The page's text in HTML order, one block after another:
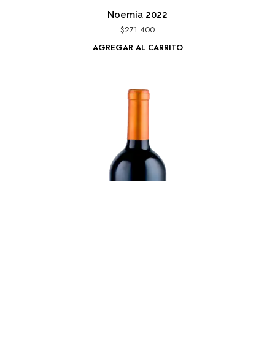
Noemia 2022
$271.400
AGREGAR AL CARRITO